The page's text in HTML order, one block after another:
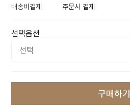
배송비결제 주문시 결제
선택옵션
구매하기